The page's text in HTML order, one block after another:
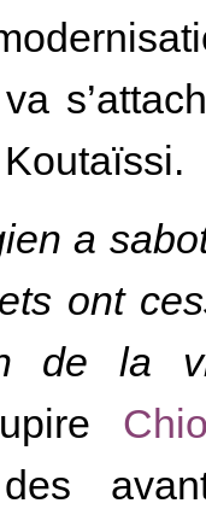
a
ont
de la